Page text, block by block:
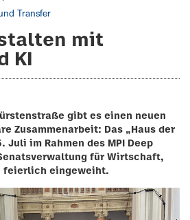
Transfer
mit
KI
gibt es einen neuen
Zusammenarbeit: Das „Haus der
Juli im Rahmen des MPI Deep
für Wirtschaft,
feierlich eingeweiht.